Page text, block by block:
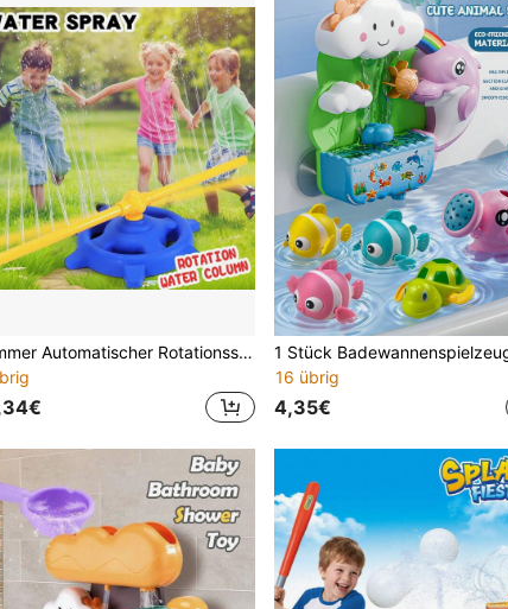
Sommer Automatischer Rotationssprinkler, 360° Wassersprühkühlung, einfach an Wasserschlauch anzuschließen, Outdoor Rasen Garten Wasserspielzeug, Kinder Laufen & Spielen zur Stressreduktion, Outdoor Familienunterhaltung geeignet für Kinder ab 3 Jahren
16 übrig
4,35€